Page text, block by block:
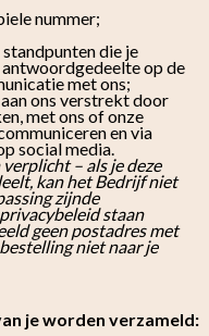
nummer;
die je
op de
met ons;
ons verstrekt door
met ons of onze
en via
social media.
– als je deze
kan het Bedrijf niet
zijnde
staan
geen postadres met
niet naar je
je worden verzameld: